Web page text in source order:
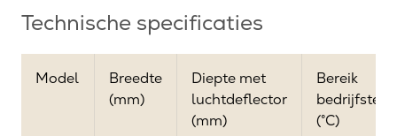
Technische specificaties
Model
Breedte
(mm)
Diepte met
luchtdeflector
(mm)
Bereik
(°C)